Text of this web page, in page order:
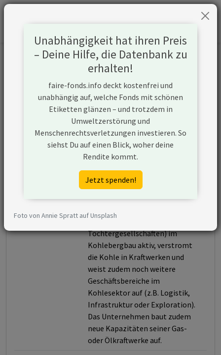
Informationen zum Unternehmen
China Huaneng Group Co Ltd
https://www.chng.com.cn
Konflikte
China Huaneng Group Co Ltd ist
ein Unternehmen aus China, das
sein Geschäft entlang der
Wertschöpfungskette von Kohle
Group Co Ltd ist (ggf. über
Tochtergesellschaften) im
Kohlebergbau aktiv, verstromt
die Kohle in Kraftwerken und
weist zudem noch weitere
Geschäftsbereiche im
Kohlesektor auf (z.B. Logistik,
Infrastruktur oder Exploration).
Das Unternehmen baut zudem
neue Kapazitäten seiner Gas-
oder Ölkraftwerke auf.
Unabhängigkeit hat ihren Preis
– Deine Hilfe, die Datenbank zu
erhalten!
faire-fonds.info deckt kostenfrei und
unabhängig auf, welche Fonds mit schönen
Etiketten glänzen – und trotzdem in
Umweltzerstörung und
Menschenrechtsverletzungen investieren. So
siehst Du auf einen Blick, woher deine
Rendite kommt.
Jetzt spenden!
Foto von Annie Spratt auf Unsplash